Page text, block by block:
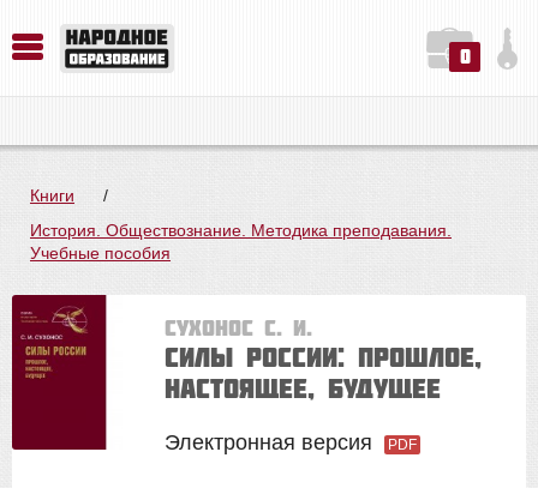
0
Книги
/
История. Обществознание. Методика преподавания.
Учебные пособия
Сухонос С. И.
Силы России: Прошлое,
настоящее, будущее
Электронная версия PDF